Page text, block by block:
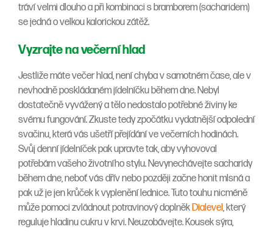
tráví velmi dlouho a při kombinaci s bramborem (sacharidem)
se jedná o velkou kalorickou zátěž.
Vyzrajte na večerní hlad
Jestliže máte večer hlad, není chyba v samotném čase, ale v
nevhodně poskládaném jídelníčku během dne. Nebyl
dostatečně vyvážený a tělo nedostalo potřebné živiny ke
svému fungování. Zkuste tedy zpočátku vydatnější odpolední
svačinu, která vás ušetří přejídání ve večerních hodinách.
Svůj denní jídelníček pak upravte tak, aby vyhovoval
potřebám vašeho životního stylu. Nevynechávejte sacharidy
během dne, neboť vás dřív nebo později začne honit mlsná a
pak už je jen krůček k vyplenění lednice. Tuto touhu nicméně
může pomoci zvládnout potravinový doplněkDialevel, který
reguluje hladinu cukru v krvi. Neuzobávejte. Kousek sýra,